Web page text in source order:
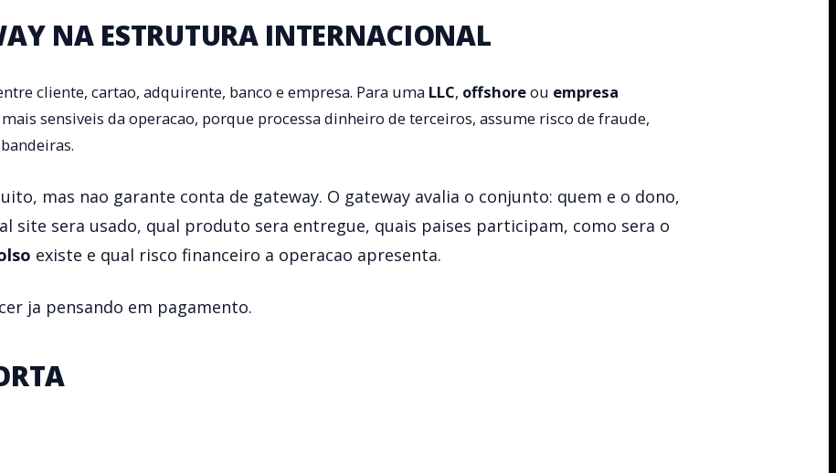
NA ESTRUTURA INTERNACIONAL
cliente, cartao, adquirente, banco e empresa. Para uma LLC, offshoreou empresa
sensiveis da operacao, porque processa dinheiro de terceiros, assume risco de fraude,
mas nao garante conta de gateway. O gateway avalia o conjunto: quem e o dono,
site sera usado, qual produto sera entregue, quais paises participam, como sera o
existe e qual risco financeiro a operacao apresenta.
ja pensando em pagamento.